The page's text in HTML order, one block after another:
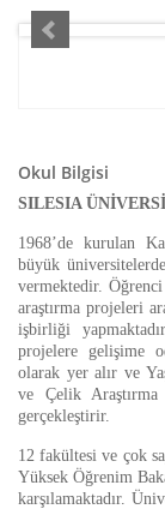
Okul Bilgisi
SILESIA
1968’de kurulan
büyük
vermektedir.
araştırma projeleri
işbirliği
projelere gelişime
olarak yer alır ve
ve Çelik Araştırma
gerçekleştirir.
12 fakültesi ve çok
Yüksek Öğrenim
karşılamaktadır.